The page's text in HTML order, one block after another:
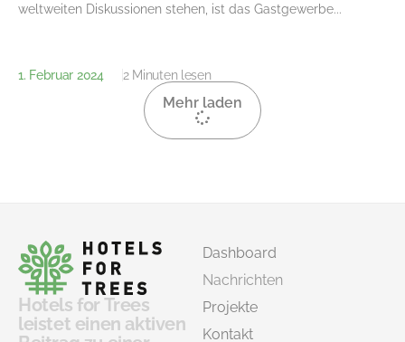
weltweiten Diskussionen stehen, ist das Gastgewerbe...
1. Februar 2024 2 Minuten lesen
Mehr laden
Hotels for Trees
leistet einen aktiven
Dashboard
Nachrichten
Projekte
Kontakt